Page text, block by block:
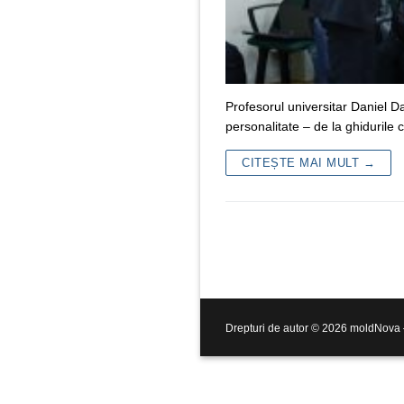
Profesorul universitar Daniel
personalitate – de la ghidurile
CITEȘTE MAI MULT →
Drepturi de autor © 2026 moldNova